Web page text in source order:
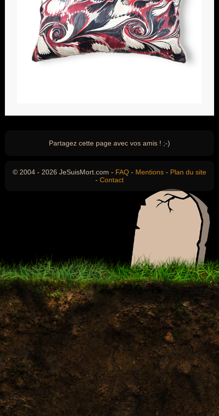
Partagez cette page avec vos amis ! ;-)
© 2004 - 2026 JeSuisMort.com - FAQ - Mentions - Plan du site
- Contact